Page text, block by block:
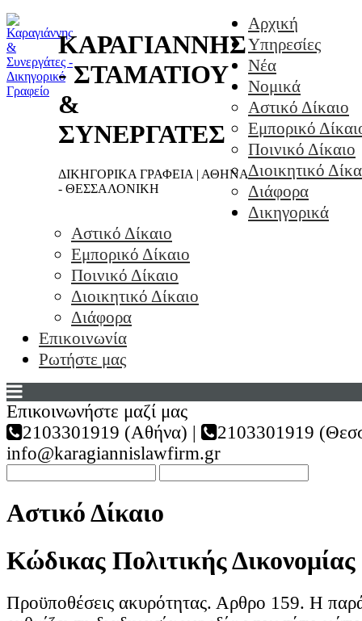
ΚΑΡΑΓΙΑΝΝΗΣ
- ΣΤΑΜΑΤΙΟΥ
&
ΣΥΝΕΡΓΑΤΕΣ
ΔΙΚΗΓΟΡΙΚΑ ΓΡΑΦΕΙΑ | ΑΘΗΝΑ
- ΘΕΣΣΑΛΟΝΙΚΗ
Αρχική
Υπηρεσίες
Νέα
Νομικά
Αστικό Δίκαιο
Εμπορικό
Ποινικό Δίκαιο
Διοικητικό
Διάφορα
Δικηγορικά
Αστικό Δίκαιο
Εμπορικό Δίκαιο
Ποινικό Δίκαιο
Διοικητικό Δίκαιο
Διάφορα
Επικοινωνία
Ρωτήστε μας
Επικοινωνήστε μαζί μας
2103301919 (Αθήνα) |
2103301919
info@karagiannislawfirm.gr
Αστικό Δίκαιο
Κώδικας Πολιτικής
Προϋποθέσεις ακυρότητας. Αρθρο 159. Η